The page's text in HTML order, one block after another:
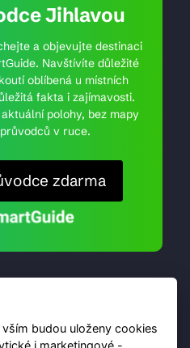
Jihlavou
a objevujte destinaci
Navštívíte důležité
oblíbená u místních
fakta i zajímavosti.
polohy, bez mapy
v ruce.
zdarma
budou uloženy cookies
i marketingové -